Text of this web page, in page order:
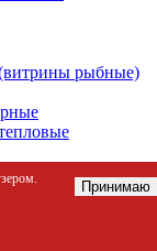
рыбные)
Принимаю